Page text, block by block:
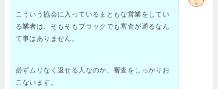
こういう協会に入っているまともな営業をしてい
る業者は、そもそもブラックでも審査が通るなん
て事はありません。
必ずムリなく返せる人なのか、審査をしっかりお
こないます。